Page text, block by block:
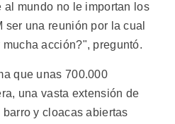
al mundo no le importan los
una reunión por la cual
acción?", preguntó.
que unas 700.000
una vasta extensión de
y cloacas abiertas